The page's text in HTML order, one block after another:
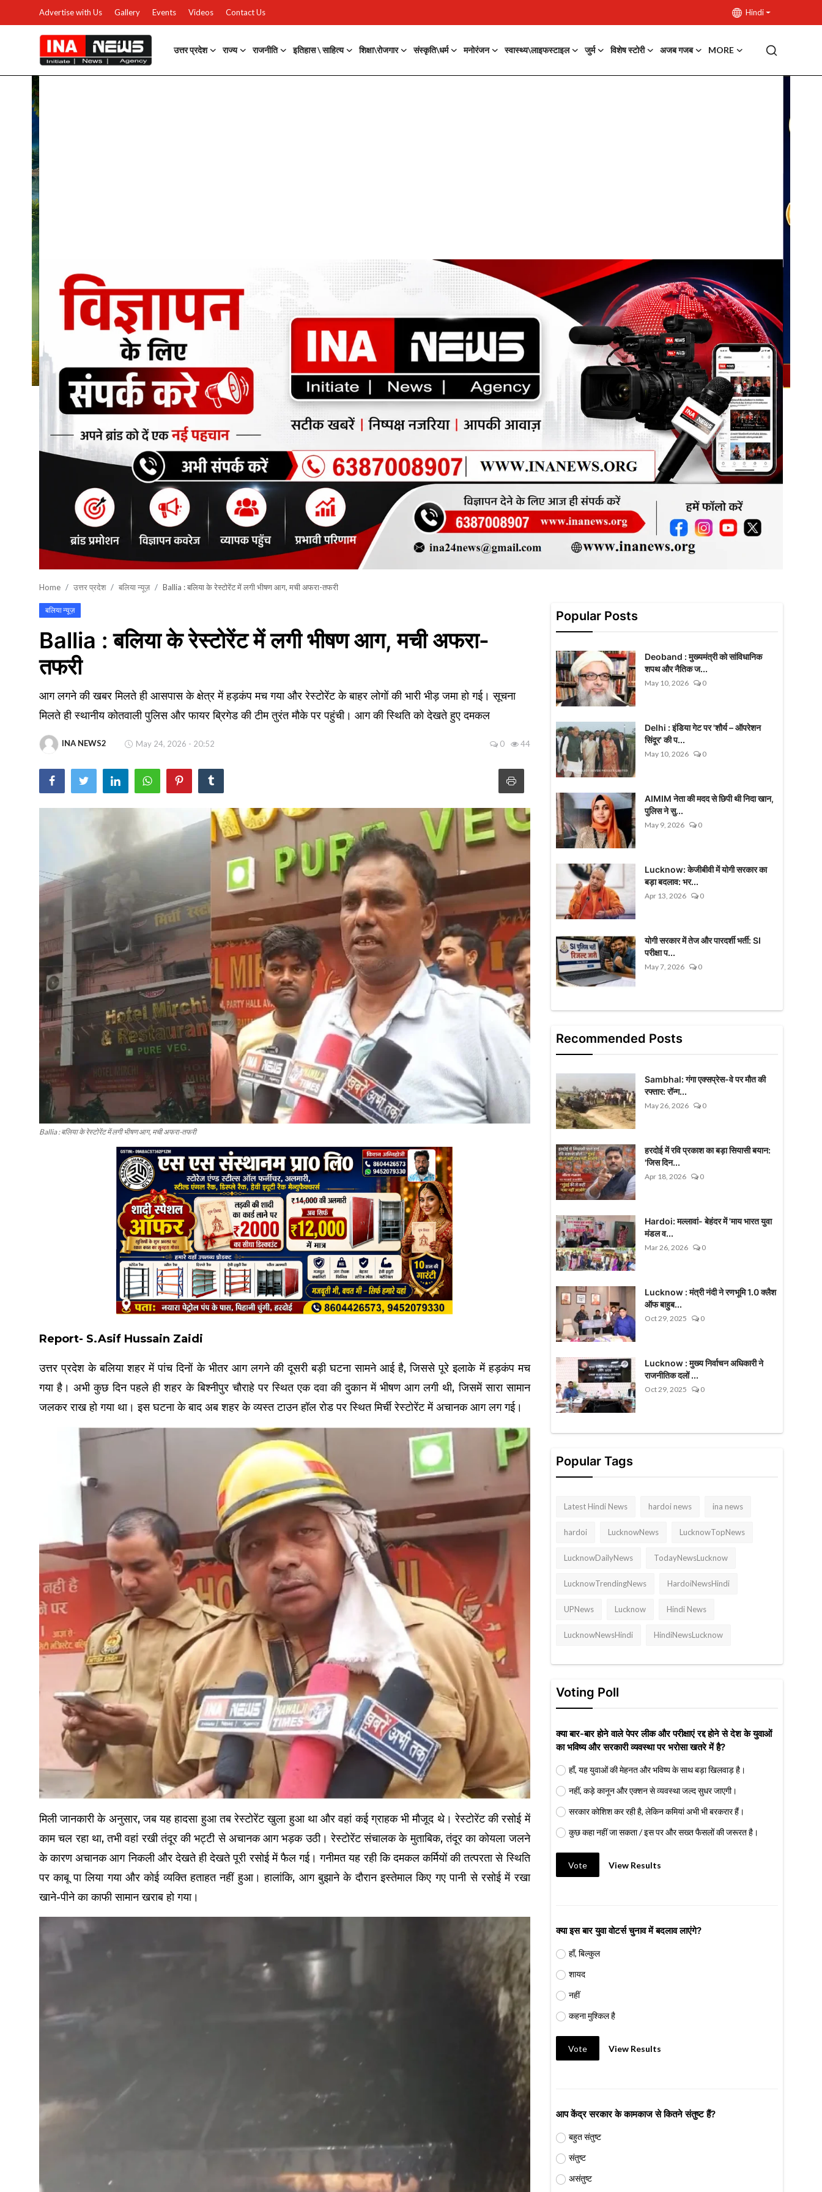
Advertise with Us Gallery Events Videos Contact Us Hindi
उत्तर प्रदेश राज्य राजनीति इतिहास \ साहित्य शिक्षा\रोजगार संस्कृति\धर्म मनोरंजन स्वास्थ्य\लाइफस्टाइल जुर्म विशेष स्टोरी अजब गजब MORE
उत्तर प्रदेश
Advertise with Us
Events
Gallery
राजनीति
Contacts
इतिहास \ साहित्य
शिक्षा\रोजगार
मनोरंजन
स्वास्थ्य\लाइफस्टाइल
अजब गजब
टेक्नोलॉजी / बिजनेस
वायरल न्यूज़
Home उत्तर प्रदेश बलिया न्यूज़ Ballia : बलिया के रेस्टोरेंट में लगी भीषण आग, मची अफरा-तफरी
बलिया न्यूज़
Ballia : बलिया के रेस्टोरेंट में लगी भीषण आग, मची अफरा-
तफरी
आग लगने की खबर मिलते ही आसपास के क्षेत्र में हड़कंप मच गया और रेस्टोरेंट के बाहर लोगों की भारी भीड़ जमा हो गई। सूचना
मिलते ही स्थानीय कोतवाली पुलिस और फायर ब्रिगेड की टीम तुरंत मौके पर पहुंची। आग की स्थिति को देखते हुए दमकल
INA NEWS2 May 24, 2026 - 20:52 0 44
Ballia : बलिया के रेस्टोरेंट में लगी भीषण आग, मची अफरा-तफरी
Report- S.Asif Hussain Zaidi
उत्तर प्रदेश के बलिया शहर में पांच दिनों के भीतर आग लगने की दूसरी बड़ी घटना सामने आई है, जिससे पूरे इलाके में हड़कंप मच
गया है। अभी कुछ दिन पहले ही शहर के बिश्नीपुर चौराहे पर स्थित एक दवा की दुकान में भीषण आग लगी थी, जिसमें सारा सामान
जलकर राख हो गया था। इस घटना के बाद अब शहर के व्यस्त टाउन हॉल रोड पर स्थित मिर्ची रेस्टोरेंट में अचानक आग लग गई।
मिली जानकारी के अनुसार, जब यह हादसा हुआ तब रेस्टोरेंट खुला हुआ था और वहां कई ग्राहक भी मौजूद थे। रेस्टोरेंट की रसोई में
काम चल रहा था, तभी वहां रखी तंदूर की भट्टी से अचानक आग भड़क उठी। रेस्टोरेंट संचालक के मुताबिक, तंदूर का कोयला जलने
के कारण अचानक आग निकली और देखते ही देखते पूरी रसोई में फैल गई। गनीमत यह रही कि दमकल कर्मियों की तत्परता से स्थिति
पर काबू पा लिया गया और कोई व्यक्ति हताहत नहीं हुआ। हालांकि, आग बुझाने के दौरान इस्तेमाल किए गए पानी से रसोई में रखा
खाने-पीने का काफी सामान खराब हो गया।
Popular Posts
Deoband : मुख्यमंत्री को सांविधानिक
शपथ और नैतिक ज...
May 10, 2026 0
Delhi : इंडिया गेट पर 'शौर्य – ऑपरेशन
सिंदूर' की प...
May 10, 2026 0
AIMIM नेता की मदद से छिपी थी निदा खान,
पुलिस ने सु...
May 9, 2026 0
Lucknow: केजीबीवी में योगी सरकार का
बड़ा बदलाव: भर...
Apr 13, 2026 0
योगी सरकार में तेज और पारदर्शी भर्ती: SI
परीक्षा प...
May 7, 2026 0
Recommended Posts
Sambhal: गंगा एक्सप्रेस-वे पर मौत की
रफ्तार: रॉन्ग...
May 26, 2026 0
हरदोई में रवि प्रकाश का बड़ा सियासी बयान:
'जिस दिन...
Apr 18, 2026 0
Hardoi: मल्लावां- बेहंदर में 'माय भारत युवा
मंडल व...
Mar 26, 2026 0
Lucknow : मंत्री नंदी ने रणभूमि 1.0 क्लैश
ऑफ बाहुब...
Oct 29, 2025 0
Lucknow : मुख्य निर्वाचन अधिकारी ने
राजनीतिक दलों ...
Oct 29, 2025 0
Popular Tags
Latest Hindi News hardoi news ina news
hardoi LucknowNews LucknowTopNews
LucknowDailyNews TodayNewsLucknow
LucknowTrendingNews HardoiNewsHindi
UPNews Lucknow Hindi News
LucknowNewsHindi HindiNewsLucknow
Voting Poll
क्या बार-बार होने वाले पेपर लीक और परीक्षाएं रद्द होने से देश के युवाओं
का भविष्य और सरकारी व्यवस्था पर भरोसा खतरे में है?
हाँ, यह युवाओं की मेहनत और भविष्य के साथ बड़ा खिलवाड़ है।
नहीं, कड़े कानून और एक्शन से व्यवस्था जल्द सुधर जाएगी।
सरकार कोशिश कर रही है, लेकिन कमियां अभी भी बरकरार हैं।
कुछ कहा नहीं जा सकता / इस पर और सख्त फैसलों की जरूरत है।
Vote View Results
क्या इस बार युवा वोटर्स चुनाव में बदलाव लाएंगे?
हाँ, बिल्कुल
शायद
नहीं
कहना मुश्किल है
Vote View Results
आप केंद्र सरकार के कामकाज से कितने संतुष्ट हैं?
बहुत संतुष्ट
संतुष्ट
असंतुष्ट